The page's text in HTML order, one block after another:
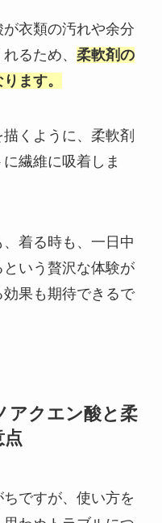
衣類の汚れや余分
るため、 柔軟剤の
ます。
くように、柔軟剤
繊維に吸着しま
着る時も、一日中
いう贅沢な体験が
果も期待できるで
アクエン酸と柔
点
ですが、使い方を